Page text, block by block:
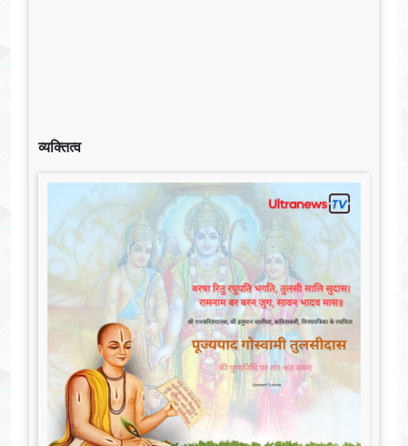
व्यक्तित्व